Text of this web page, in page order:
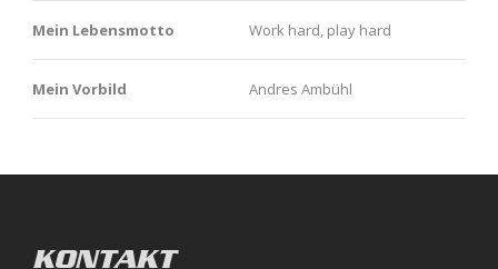
Mein Lebensmotto Work hard, play hard
Mein Vorbild Andres Ambühl
KONTAKT